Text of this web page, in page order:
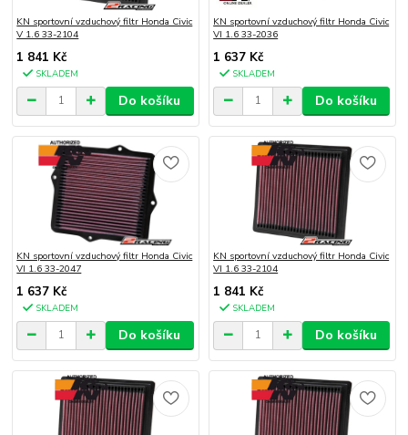
KN sportovní vzduchový filtr Honda Civic
V 1.6 33-2104
1 841 Kč
SKLADEM
Do košíku
KN sportovní vzduchový filtr Honda Civic
VI 1.6 33-2036
1 637 Kč
SKLADEM
Do košíku
KN sportovní vzduchový filtr Honda Civic
VI 1.6 33-2047
1 637 Kč
SKLADEM
Do košíku
KN sportovní vzduchový filtr Honda Civic
VI 1.6 33-2104
1 841 Kč
SKLADEM
Do košíku